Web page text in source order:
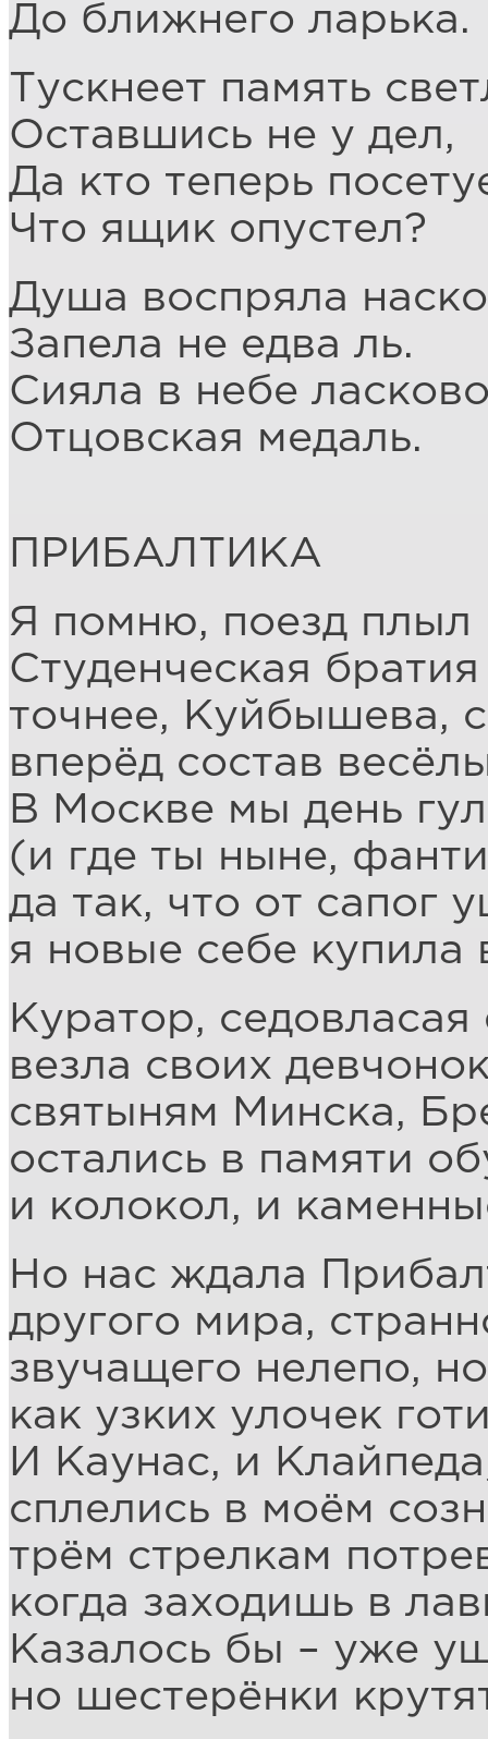
До ближнего ларька.
Тускнеет память
Оставшись не у дел,
Да кто теперь
Что ящик опустел?
Душа воспряла
Запела не едва ль.
Сияла в небе
Отцовская медаль.
ПРИБАЛТИКА
Я помню, поезд
Студенческая
точнее, Куйбышева,
вперёд состав
В Москве мы день
(и где ты ныне,
да так, что от сапог
я новые себе купила
Куратор, седовласая
везла своих
святыням Минска,
остались в памяти
и колокол, и
Но нас ждала
другого мира,
звучащего нелепо,
как узких улочек
И Каунас, и
сплелись в моём
трём стрелкам
когда заходишь в
Казалось бы – уже
но шестерёнки